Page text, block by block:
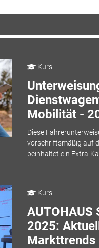
Kurs
Mobilität -
Diese
vorschriftsmäßig auf
beinhaltet ein Extra-
Kurs
2025:
Markttrends